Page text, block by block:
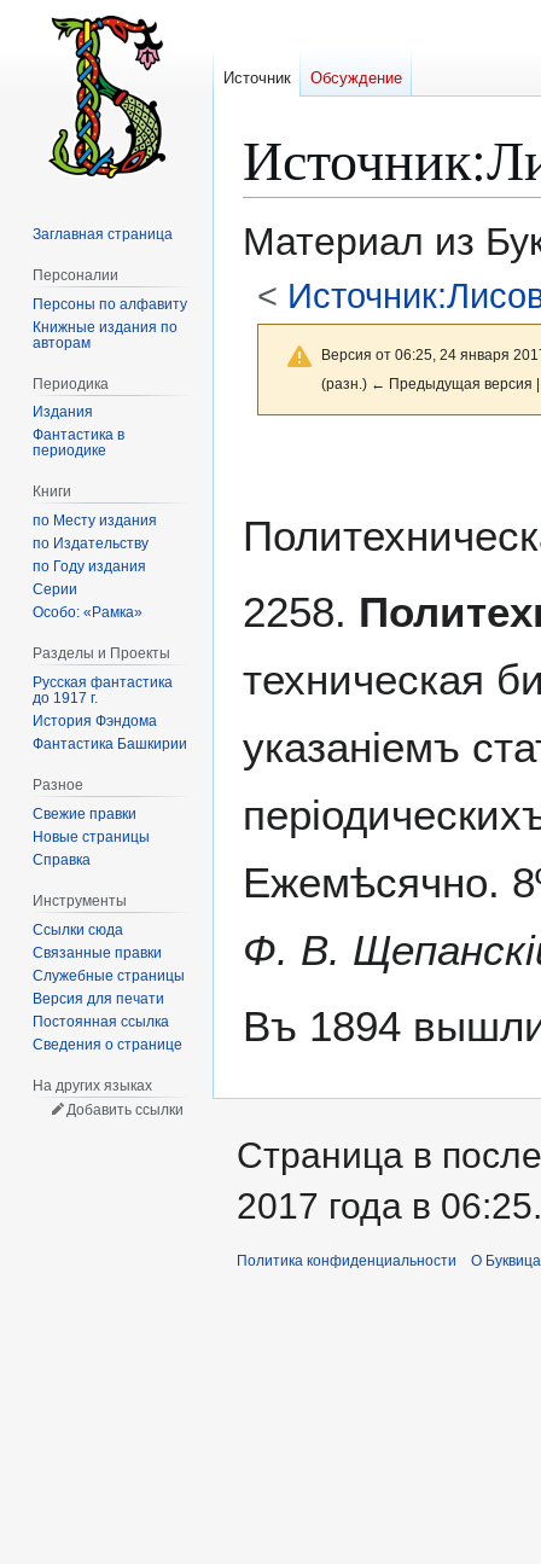
Источник:
Материал из
<
Версия от 06:25, 24 января
(разн.) ← Предыдущая версия
2258.
техническая
указаніемъ
Ежемѣсячно.
Ф. В.
Въ 1894
Источник Обсуждение
Заглавная страница
Персоналии
Персоны по алфавиту
Книжные издания по
авторам
Периодика
Издания
Фантастика в
периодике
Книги
по Месту издания
по Издательству
по Году издания
Серии
Особо: «Рамка»
Разделы и Проекты
Русская фантастика
до 1917 г.
История Фэндома
Фантастика Башкирии
Разное
Свежие правки
Новые страницы
Справка
Инструменты
Ссылки сюда
Связанные правки
Служебные страницы
Версия для печати
Постоянная ссылка
Сведения о странице
На других языках
Добавить ссылки
Страница в
2017 года в 06:25.
Политика конфиденциальности О Буквица